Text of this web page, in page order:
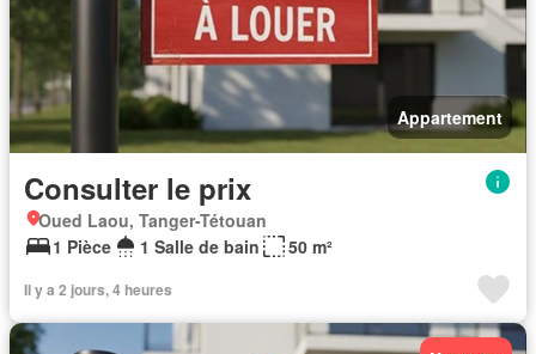
Appartement
Consulter le prix
Oued Laou, Tanger-Tétouan
1 Pièce
1 Salle de bain 50 m²
Il y a 2 jours, 4 heures